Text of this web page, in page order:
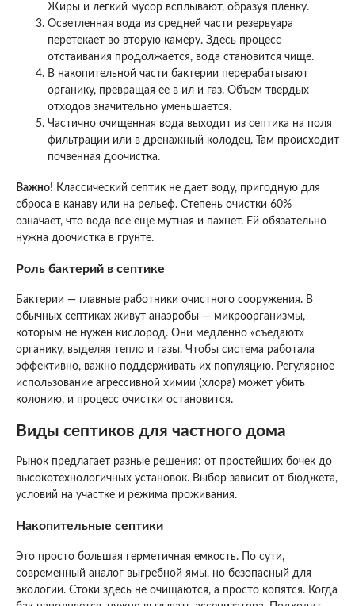
Жиры и легкий мусор всплывают, образуя пленку.
Осветленная вода из средней части резервуара
перетекает во вторую камеру. Здесь процесс
отстаивания продолжается, вода становится чище.
В накопительной части бактерии перерабатывают
органику, превращая ее в ил и газ. Объем твердых
отходов значительно уменьшается.
Частично очищенная вода выходит из септика на поля
фильтрации или в дренажный колодец. Там происходит
почвенная доочистка.
Важно! Классический септик не дает воду, пригодную для
сброса в канаву или на рельеф. Степень очистки 60%
означает, что вода все еще мутная и пахнет. Ей обязательно
нужна доочистка в грунте.
Роль бактерий в септике
Бактерии — главные работники очистного сооружения. В
обычных септиках живут анаэробы — микроорганизмы,
которым не нужен кислород. Они медленно «съедают»
органику, выделяя тепло и газы. Чтобы система работала
эффективно, важно поддерживать их популяцию. Регулярное
использование агрессивной химии (хлора) может убить
колонию, и процесс очистки остановится.
Виды септиков для частного дома
Рынок предлагает разные решения: от простейших бочек до
высокотехнологичных установок. Выбор зависит от бюджета,
условий на участке и режима проживания.
Накопительные септики
Это просто большая герметичная емкость. По сути,
современный аналог выгребной ямы, но безопасный для
экологии. Стоки здесь не очищаются, а просто копятся. Когда